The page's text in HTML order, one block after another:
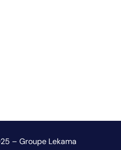
– Groupe Lekama